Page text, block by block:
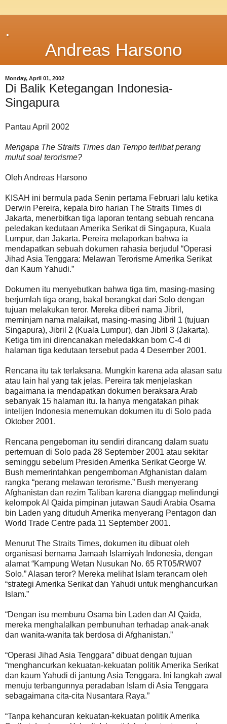
.
Andreas Harsono
Monday, April 01, 2002
Di Balik Ketegangan Indonesia-
Singapura
Pantau April 2002
Mengapa The Straits Times dan Tempo terlibat perang
mulut soal terorisme?
Oleh Andreas Harsono
KISAH ini bermula pada Senin pertama Februari lalu ketika
Derwin Pereira, kepala biro harian The Straits Times di
Jakarta, menerbitkan tiga laporan tentang sebuah rencana
peledakan kedutaan Amerika Serikat di Singapura, Kuala
Lumpur, dan Jakarta. Pereira melaporkan bahwa ia
mendapatkan sebuah dokumen rahasia berjudul “Operasi
Jihad Asia Tenggara: Melawan Terorisme Amerika Serikat
dan Kaum Yahudi.”
Dokumen itu menyebutkan bahwa tiga tim, masing-masing
berjumlah tiga orang, bakal berangkat dari Solo dengan
tujuan melakukan teror. Mereka diberi nama Jibril,
meminjam nama malaikat, masing-masing Jibril 1 (tujuan
Singapura), Jibril 2 (Kuala Lumpur), dan Jibril 3 (Jakarta).
Ketiga tim ini direncanakan meledakkan bom C-4 di
halaman tiga kedutaan tersebut pada 4 Desember 2001.
Rencana itu tak terlaksana. Mungkin karena ada alasan satu
atau lain hal yang tak jelas. Pereira tak menjelaskan
bagaimana ia mendapatkan dokumen beraksara Arab
sebanyak 15 halaman itu. Ia hanya mengatakan pihak
intelijen Indonesia menemukan dokumen itu di Solo pada
Oktober 2001.
Rencana pengeboman itu sendiri dirancang dalam suatu
pertemuan di Solo pada 28 September 2001 atau sekitar
seminggu sebelum Presiden Amerika Serikat George W.
Bush memerintahkan pengemboman Afghanistan dalam
rangka “perang melawan terorisme.” Bush menyerang
Afghanistan dan rezim Taliban karena dianggap melindungi
kelompok Al Qaida pimpinan jutawan Saudi Arabia Osama
bin Laden yang dituduh Amerika menyerang Pentagon dan
World Trade Centre pada 11 September 2001.
Menurut The Straits Times, dokumen itu dibuat oleh
organisasi bernama Jamaah Islamiyah Indonesia, dengan
alamat “Kampung Wetan Nusukan No. 65 RT05/RW07
Solo.” Alasan teror? Mereka melihat Islam terancam oleh
“strategi Amerika Serikat dan Yahudi untuk menghancurkan
Islam.”
“Dengan isu memburu Osama bin Laden dan Al Qaida,
mereka menghalalkan pembunuhan terhadap anak-anak
dan wanita-wanita tak berdosa di Afghanistan.”
“Operasi Jihad Asia Tenggara” dibuat dengan tujuan
“menghancurkan kekuatan-kekuatan politik Amerika Serikat
dan kaum Yahudi di jantung Asia Tenggara. Ini langkah awal
menuju terbangunnya peradaban Islam di Asia Tenggara
sebagaimana cita-cita Nusantara Raya.”
“Tanpa kehancuran kekuatan-kekuatan politik Amerika